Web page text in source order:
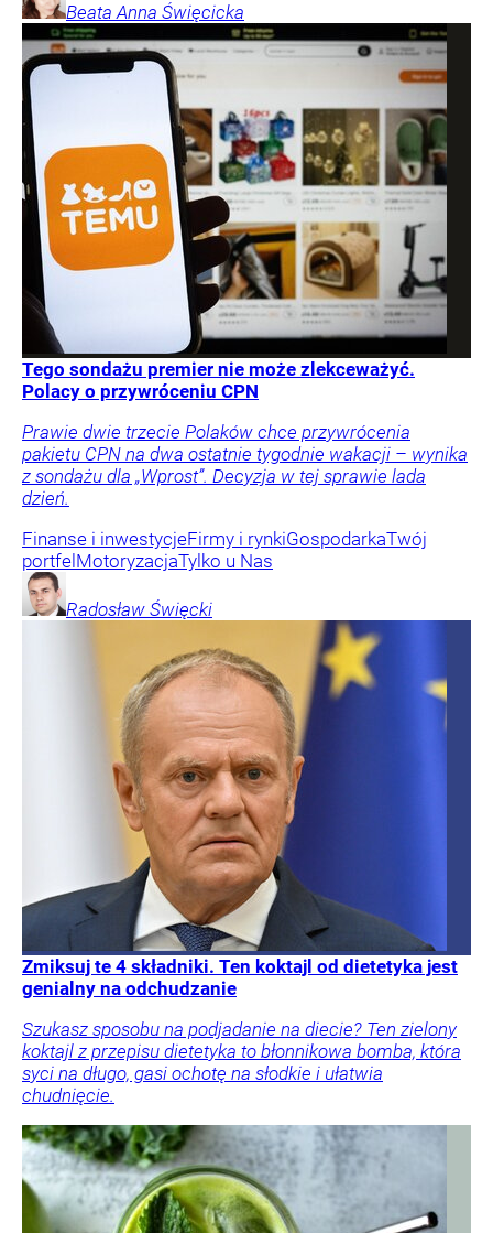
Beata Anna Święcicka
Tego sondażu premier nie może zlekceważyć.
Polacy o przywróceniu CPN
Prawie dwie trzecie Polaków chce przywrócenia
pakietu CPN na dwa ostatnie tygodnie wakacji – wynika
z sondażu dla „Wprost”. Decyzja w tej sprawie lada
dzień.
Finanse i inwestycjeFirmy i rynkiGospodarkaTwój
portfel MotoryzacjaTylko u Nas
Radosław Święcki
Zmiksuj te 4 składniki. Ten koktajl od dietetyka jest
genialny na odchudzanie
Szukasz sposobu na podjadanie na diecie? Ten zielony
koktajl z przepisu dietetyka to błonnikowa bomba, która
syci na długo, gasi ochotę na słodkie i ułatwia
chudnięcie.